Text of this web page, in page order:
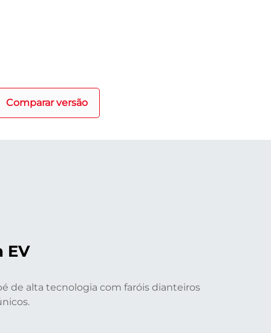
Comparar versão
EV
de alta tecnologia com faróis dianteiros